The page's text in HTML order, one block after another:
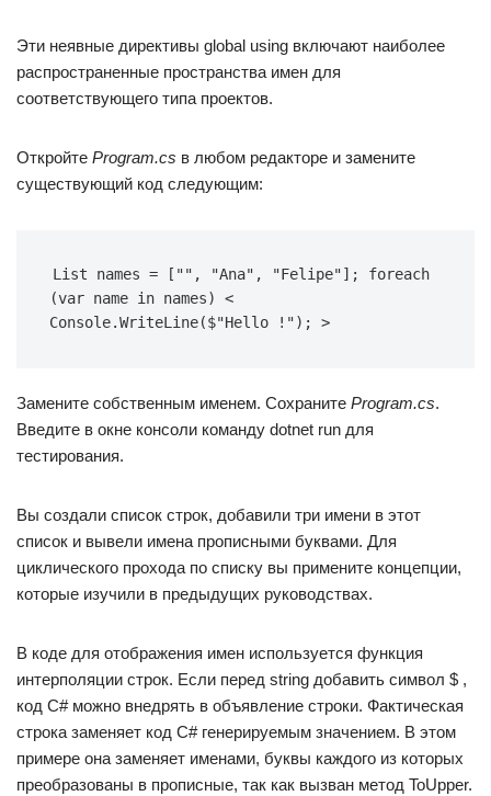
Эти неявные директивы global using включают наиболее
распространенные пространства имен для
соответствующего типа проектов.
Откройте Program.cs в любом редакторе и замените
существующий код следующим:
List names = ["", "Ana", "Felipe"]; foreach
(var name in names) <
Console.WriteLine($"Hello !"); >
Замените собственным именем. Сохраните Program.cs.
Введите в окне консоли команду dotnet run для
тестирования.
Вы создали список строк, добавили три имени в этот
список и вывели имена прописными буквами. Для
циклического прохода по списку вы примените концепции,
которые изучили в предыдущих руководствах.
В коде для отображения имен используется функция
интерполяции строк. Если перед string добавить символ $ ,
код C# можно внедрять в объявление строки. Фактическая
строка заменяет код C# генерируемым значением. В этом
примере она заменяет именами, буквы каждого из которых
преобразованы в прописные, так как вызван метод ToUpper.